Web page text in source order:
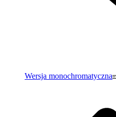
Wersja monochromatyczna